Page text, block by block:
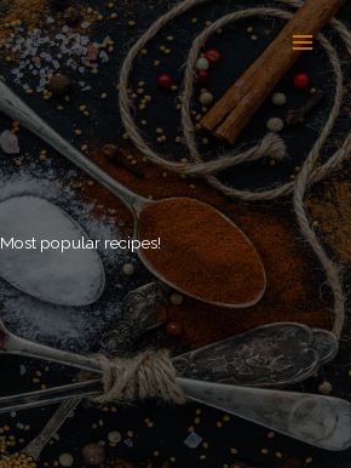
Most popular recipes!